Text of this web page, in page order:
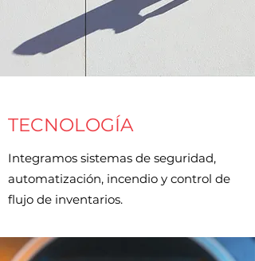
TECNOLOGÍA
Integramos sistemas de seguridad,
automatización, incendio y control de
flujo de inventarios.